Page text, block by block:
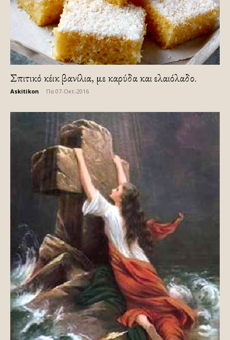
Σπιτικό κέικ βανίλια, με καρύδα και ελαιόλαδο.
Askitikon Πα 07-Οκτ-2016